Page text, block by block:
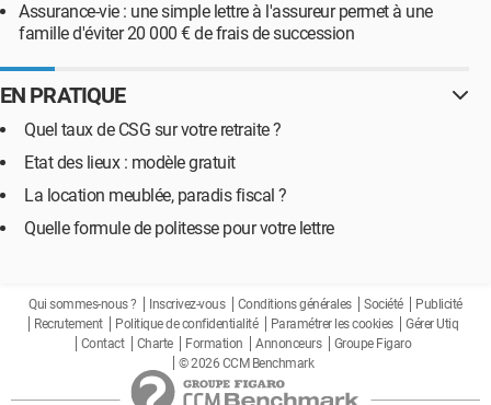
Assurance-vie : une simple lettre à l'assureur permet à une
famille d'éviter 20 000 € de frais de succession
EN PRATIQUE
Quel taux de CSG sur votre retraite ?
Etat des lieux : modèle gratuit
La location meublée, paradis fiscal ?
Quelle formule de politesse pour votre lettre
Qui sommes-nous ? Inscrivez-vous Conditions générales Société
Publicité
Recrutement
Politique de confidentialité Paramétrer les cookies
Gérer Utiq
Contact
Charte Formation Annonceurs
Groupe Figaro
© 2026 CCM Benchmark